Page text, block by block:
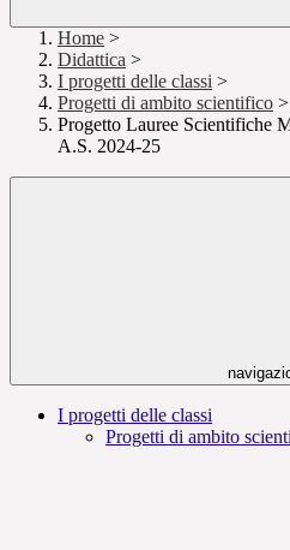
Home >
Didattica >
I progetti delle classi >
Progetti di ambito scientifico >
Progetto Lauree Scientifiche
A.S. 2024-25
I progetti delle classi
Progetti di ambito